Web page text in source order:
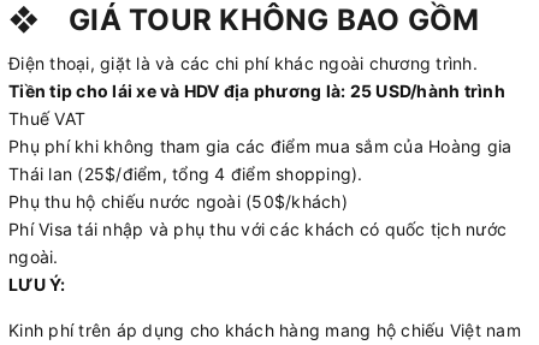
❖ GIÁ TOUR KHÔNG BAO GỒM
Điện thoại, giặt là và các chi phí khác ngoài chương trình.
Tiền tip cho lái xe và HDV địa phương là: 25 USD/hành trình
Thuế VAT
Phụ phí khi không tham gia các điểm mua sắm của Hoàng gia
Thái lan (25$/điểm, tổng 4 điểm shopping).
Phụ thu hộ chiếu nước ngoài (50$/khách)
Phí Visa tái nhập và phụ thu với các khách có quốc tịch nước
ngoài.
LƯU Ý:
Kinh phí trên áp dụng cho khách hàng mang hộ chiếu Việt nam